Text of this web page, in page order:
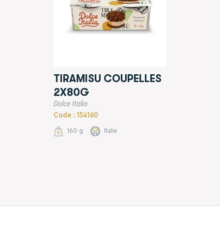
TIRAMISU COUPELLES
2X80G
Dolce Italia
Code : 154160
160 g Italie